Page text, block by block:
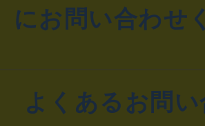
にお問い合わせ
よくあるお問